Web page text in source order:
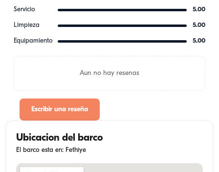
Servicio 5.00
Limpieza 5.00
Equipamiento 5.00
Aun no hay resenas
Escribir una reseña
Ubicacion del barco
El barco esta en: Fethiye